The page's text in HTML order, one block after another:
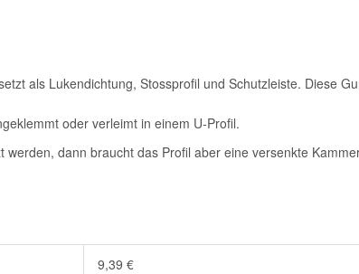
als Lukendichtung, Stossprofil und Schutzleiste. Diese
oder verleimt in einem U-Profil.
dann braucht das Profil aber eine versenkte
9,39 €